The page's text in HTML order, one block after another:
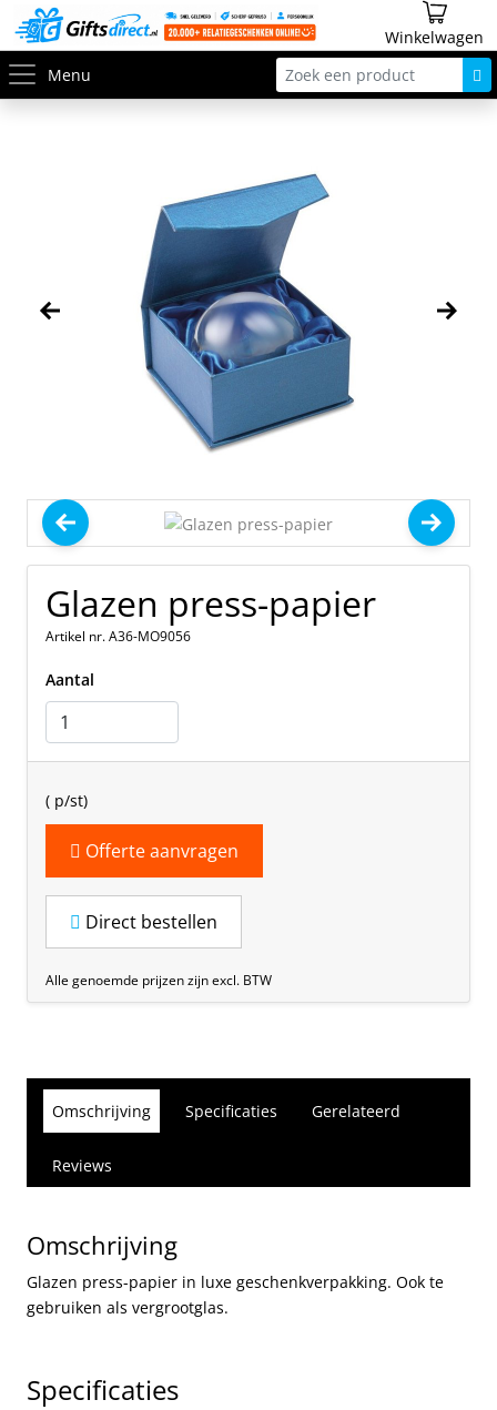
Winkelwagen
Menu
Glazen press-papier
Artikel nr. A36-MO9056
Aantal
( p/st)
Offerte aanvragen
Direct bestellen
Alle genoemde prijzen zijn excl. BTW
Omschrijving Specificaties Gerelateerd
Reviews
Omschrijving
Glazen press-papier in luxe geschenkverpakking. Ook te
gebruiken als vergrootglas.
Specificaties